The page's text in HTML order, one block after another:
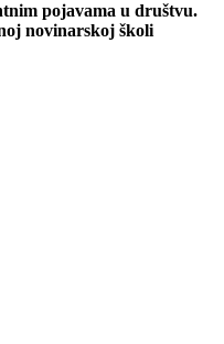
pojavama u društvu.
novinarskoj školi